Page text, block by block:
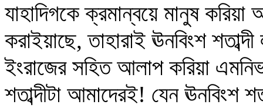
যাহাদিগকে ক্রমান্বয়ে মানুষ করিয়া
করাইয়াছে, তাহারাই ঊনবিংশ
ইংরাজের সহিত আলাপ করিয়া
শতাব্দীটা আমাদেরই! যেন ঊনবিংশ